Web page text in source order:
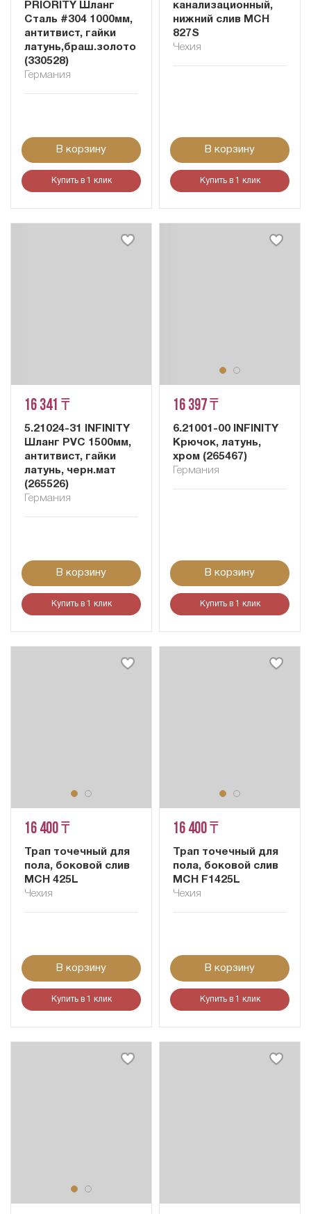
PRIORITY Шланг
Сталь #304 1000мм,
антитвист, гайки
латунь,браш.золото
(330528)
Германия
В корзину
Купить в 1 клик
канализационный,
нижний слив MCH
827S
Чехия
В корзину
Купить в 1 клик
16 341 ₸
5.21024-31 INFINITY
Шланг PVC 1500мм,
антитвист, гайки
латунь, черн.мат
(265526)
Германия
В корзину
Купить в 1 клик
16 397 ₸
6.21001-00 INFINITY
Крючок, латунь,
хром (265467)
Германия
В корзину
Купить в 1 клик
16 400 ₸
Трап точечный для
пола, боковой слив
MCH 425L
Чехия
В корзину
Купить в 1 клик
16 400 ₸
Трап точечный для
пола, боковой слив
MCH F1425L
Чехия
В корзину
Купить в 1 клик